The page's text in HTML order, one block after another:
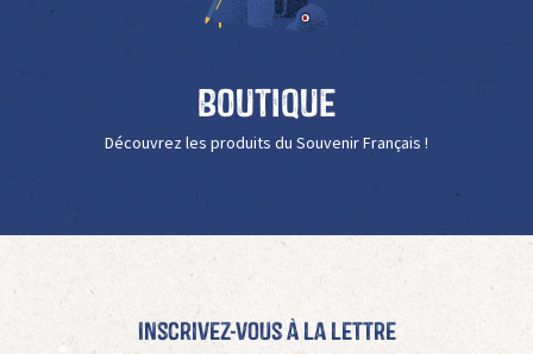
Boutique
Découvrez les produits du Souvenir Français !
Inscrivez-vous à La Lettre